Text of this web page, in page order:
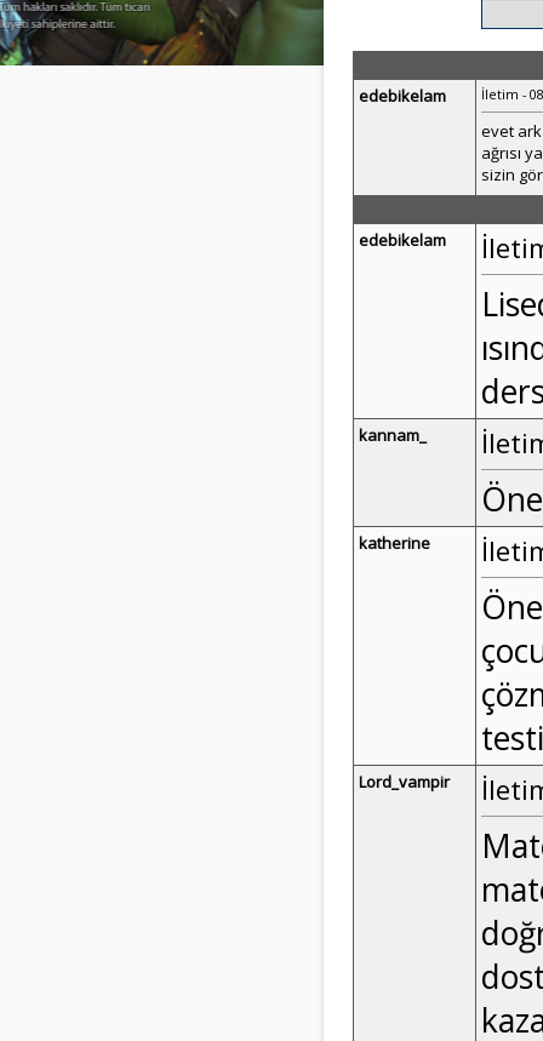
edebikelam İletim -
evet
ağrısı
sizin
edebikelam
kannam_
katherine
Lord_vampir